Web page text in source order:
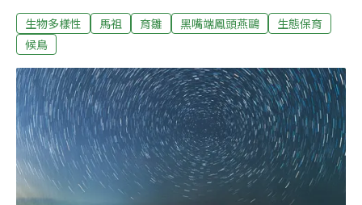
化。是誰趕走了神話之鳥？參與黑嘴端鳳頭燕鷗保育的台
北市野鳥學會副總幹事蔣功國指出，這兩年無颱風侵襲，
動可能是棄巢主因，但仍需進一步調查相關事證，才能了
解詳細原因。比台灣黑熊更稀少 黑嘴端鳳頭燕鷗陷生存危
機黑嘴端鳳頭燕鷗（Thalasseus Bernsteini）數量稀少，
曾消失在人類面前長達60年而一度被認為已絕種，直到
2000年，台灣生態攝影師梁皆得在馬祖拍攝鳳頭燕鷗時，
意外紀錄到那獨特的黑喙，才讓神話之鳥重現在世人面
前，也是全世界第一筆確認的黑嘴端鳳頭燕鷗繁殖紀錄。
生物多樣性 馬祖 育雛 黑嘴端鳳頭燕鷗
生態保育
候鳥